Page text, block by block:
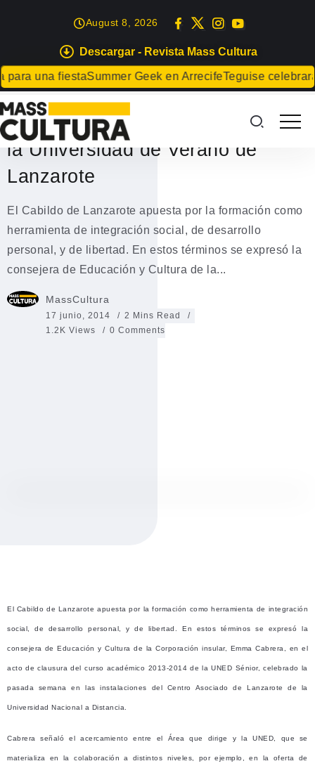
Descargar - Revista Mass Cultura
una fiestaSummer Geek en ArrecifeTeguise celebrará
August 8, 2026
EVENTOS
El Cabildo apuesta por la
formación e integra a la UNED en
la Universidad de Verano de
Lanzarote
El Cabildo de Lanzarote apuesta por la formación como
herramienta de integración social, de desarrollo
personal, y de libertad. En estos términos se expresó la
consejera de Educación y Cultura de la...
MassCultura
17 junio, 2014
2 Mins Read
1.2K Views
0 Comments
El Cabildo de Lanzarote apuesta por la formación como herramienta de integración
social, de desarrollo personal, y de libertad. En estos términos se expresó la
consejera de Educación y Cultura de la Corporación insular, Emma Cabrera, en el
acto de clausura del curso académico 2013-2014 de la UNED Sénior, celebrado la
pasada semana en las instalaciones del Centro Asociado de Lanzarote de la
Universidad Nacional a Distancia.
Cabrera señaló el acercamiento entre el Área que dirige y la UNED, que se
materializa en la colaboración a distintos niveles, por ejemplo, en la oferta de